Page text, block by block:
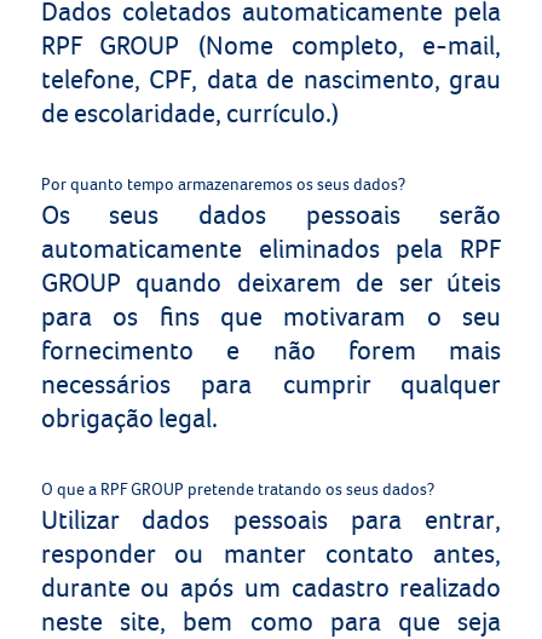
Dados coletados automaticamente pela
RPF
GROUP (Nome completo, e-mail,
telefone, CPF, data de nascimento, grau
de escolaridade, currículo.)
Por quanto tempo armazenaremos os seus dados?
Os seus dados pessoais serão
automaticamente eliminados pela RPF
GROUP quando deixarem de ser úteis
para os fins que motivaram o seu
fornecimento e não forem mais
necessários para cumprir qualquer
obrigação legal.
O que a RPF GROUP pretende tratando os seus dados?
Utilizar dados pessoais para entrar,
responder ou manter contato antes,
durante ou após um cadastro realizado
neste site, bem como para que seja